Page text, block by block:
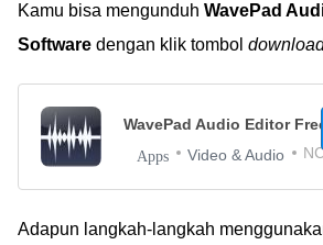
Kamu bisa mengunduh WavePad
Software dengan klik tombol
WavePad Audio Editor Free
Apps Video & Audio
Adapun langkah-langkah